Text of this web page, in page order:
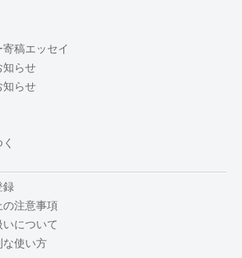
稿エッセイ
知らせ
知らせ
録
の注意事項
について
な使い方